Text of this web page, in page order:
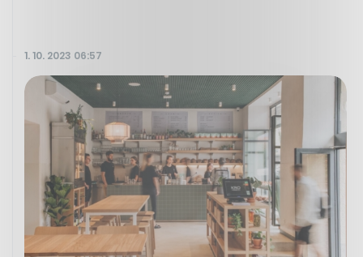
1. 10. 2023 06:57